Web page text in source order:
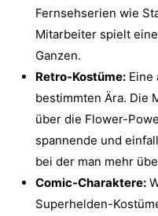
Fernsehserien wie
Mitarbeiter spielt
Ganzen.
Retro-Kostüme: Eine
bestimmten Ära. Die
über die Flower-
spannende und
bei der man mehr
Comic-Charaktere:
Superhelden-